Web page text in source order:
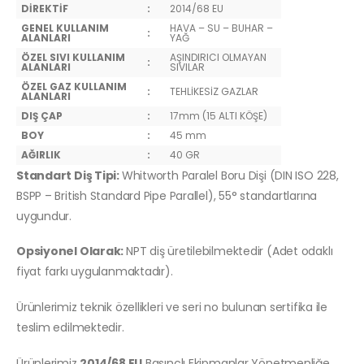
DİREKTİF
:
2014/68 EU
GENEL KULLANIM
ALANLARI : HAVA – SU – BUHAR –
YAĞ
ÖZEL SIVI KULLANIM
ALANLARI : AŞINDIRICI OLMAYAN
SIVILAR
ÖZEL GAZ KULLANIM
ALANLARI :
TEHLİKESİZ GAZLAR
DIŞ ÇAP
:
17mm (15 ALTI KÖŞE)
BOY
:
45 mm
AĞIRLIK
: 40 GR
Standart Diş Tipi:Whitworth Paralel Boru Dişi (DIN ISO 228,
BSPP – British Standard Pipe Parallel), 55° standartlarına
uygundur.
Opsiyonel Olarak:NPT diş üretilebilmektedir (Adet odaklı
fiyat farkı uygulanmaktadır).
Ürünlerimiz teknik özellikleri ve seri no bulunan sertifika ile
teslim edilmektedir.